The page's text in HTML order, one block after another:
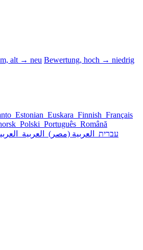
alt → neu Bewertung, hoch → niedrig
Estonian Euskara Finnish Français
Polski Português Română
עברית العربية (مصر) العربية